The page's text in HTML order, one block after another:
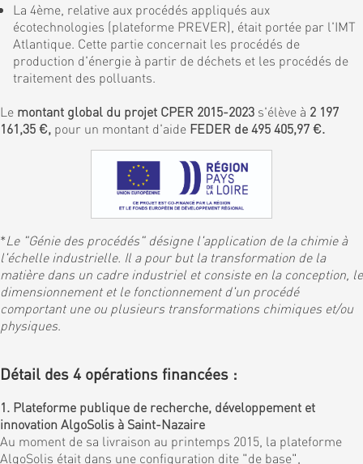
La 4ème, relative aux procédés appliqués aux
écotechnologies (plateforme PREVER), était portée par l'IMT
Atlantique. Cette partie concernait les procédés de
production d'énergie à partir de déchets et les procédés de
traitement des polluants.
Le montant global du projet CPER 2015-2023 s'élève à 2 197
161,35 €, pour un montant d'aide FEDER de 495 405,97 €.
*Le "Génie des procédés" désigne l'application de la chimie à
l'échelle industrielle. Il a pour but la transformation de la
matière dans un cadre industriel et consiste en la conception, le
dimensionnement et le fonctionnement d'un procédé
comportant une ou plusieurs transformations chimiques et/ou
physiques.
Détail des 4 opérations financées :
1. Plateforme publique de recherche, développement et
innovation AlgoSolis à Saint-Nazaire
Au moment de sa livraison au printemps 2015, la plateforme
AlgoSolis était dans une configuration dite "de base",